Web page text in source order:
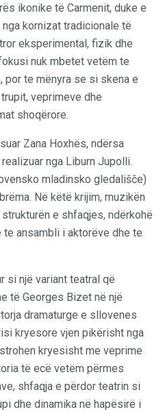
ikonike të Carmenit, duke e
kornizat tradicionale të
eksperimental, fizik dhe
nuk mbetet vetëm te
por te mënyra se si skena e
veprimeve dhe
shoqërore.
Zana Hoxhës, ndërsa
nga Liburn Jupolli.
mladinsko gledališče)
Në këtë krijim, muzikën
e shfaqjes, ndërkohë
ansambli i aktorëve dhe te
si një variant teatral që
të Georges Bizet në një
dramaturge e sllovenes
kryesore vjen pikërisht nga
kryesisht me veprime
të ecë vetëm përmes
shfaqja e përdor teatrin si
dhe dinamika në hapësirë i